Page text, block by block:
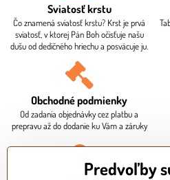
Sviatosť krstu
Čo znamená sviatosť krstu? Krst je prvá
sviatosť, v ktorej Pán Boh očisťuje našu
dušu od dedičného hriechu a posväcuje ju.
Obchodné podmienky
Od zadania objednávky cez platbu a
prepravu až do dodanie ku Vám a záruky
Predvoľby